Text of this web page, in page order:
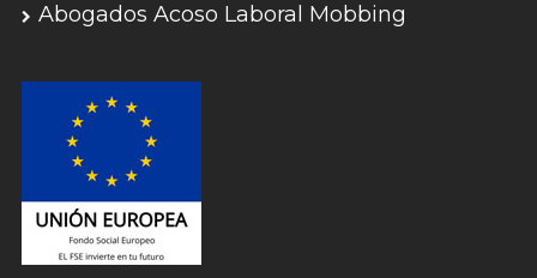
Abogados Acoso Laboral Mobbing